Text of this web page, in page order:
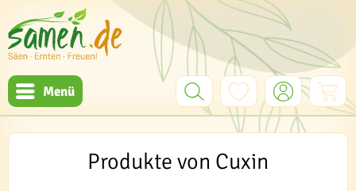
Menü
Produkte von Cuxin